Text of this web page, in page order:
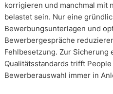
korrigieren und manchmal mit
belastet sein. Nur eine
Bewerbungsunterlagen und
Bewerbergespräche
Fehlbesetzung. Zur Sicherung
Qualitätsstandards trifft
Bewerberauswahl immer in